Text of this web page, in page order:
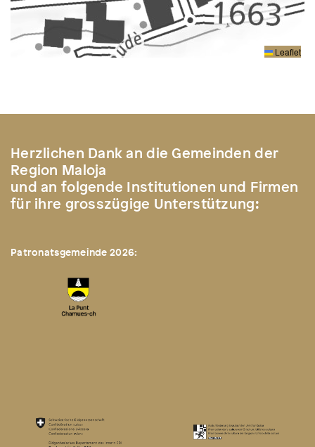
Leaflet
Herzlichen Dank an die Gemeinden der
Region Maloja
und an folgende Institutionen und Firmen
für ihre grosszügige Unterstützung:
Patronatsgemeinde 2026: